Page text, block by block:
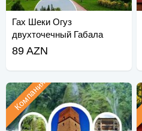
Гах Шеки Огуз
двухточечный Габала
Шеки Тур по плато
89 AZN
Компания